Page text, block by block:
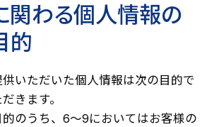
関わる個人情報の
的
いただいた個人情報は次の目的で
きます。
的のうち、6～9においてはお客様の